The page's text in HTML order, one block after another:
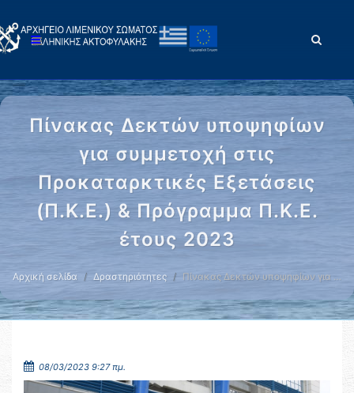
Πίνακας Δεκτών υποψηφίων
για συμμετοχή στις
Προκαταρκτικές Εξετάσεις
(Π.Κ.Ε.) & Πρόγραμμα Π.Κ.Ε.
έτους 2023
Αρχική σελίδα Δραστηριότητες Πίνακας Δεκτών υποψηφίων για …
08/03/2023 9:27 πμ.